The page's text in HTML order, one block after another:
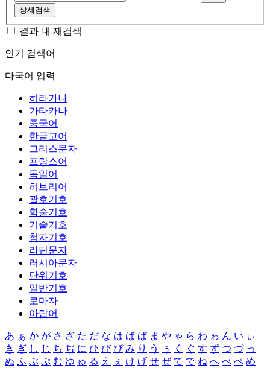
상세검색
결과 내 재검색
인기 검색어
다국어 입력
히라가나
가타카나
중국어
한글고어
그리스문자
프랑스어
독일어
히브리어
괄호기호
학술기호
기술기호
첨자기호
라틴문자
러시아문자
단위기호
일반기호
로마자
아랍어
あ ぁ か が さ ざ た だ な は ば ぱ ま や ゃ ら わ ゎ ん い ぃ
き ぎ し じ ち ぢ に ひ び ぴ み り う ぅ く ぐ す ず つ づ っ
ぬ ふ ぶ ぷ む ゆ ゅ る え ぇ け げ せ ぜ て で ね へ べ ぺ め